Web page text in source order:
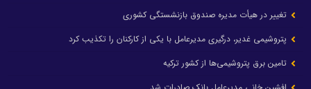
تغییر در هیأت مدیره صندوق بازنشستگی کشوری
پتروشیمی غدیر، درگیری مدیرعامل با یکی از کارکنان را تکذیب کرد
تامین برق پتروشیمی‌ها از کشور ترکیه